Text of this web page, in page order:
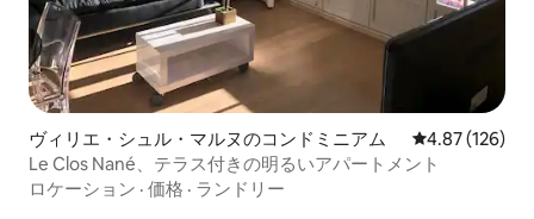
ヴィリエ・シュル・マルヌのコンドミニアム レビュー126
4.87 (126)
Le Clos Nané、テラス付きの明るいアパートメント
ロケーション · 価格 · ランドリー